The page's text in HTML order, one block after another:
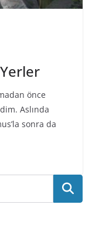
önce
Aslında
sonra da